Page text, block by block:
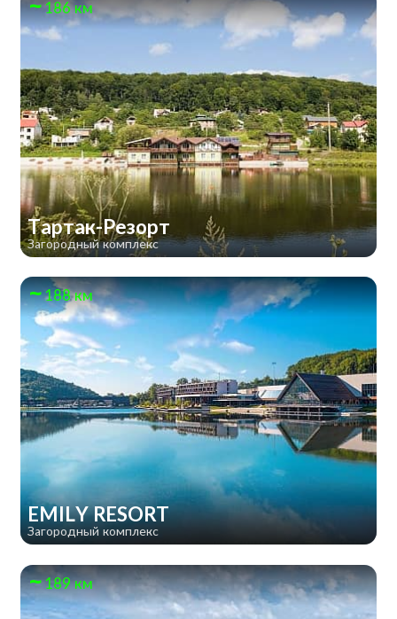
186 км
Тартак-Резорт
Загородный комплекс
188 км
EMILY RESORT
Загородный комплекс
189 км